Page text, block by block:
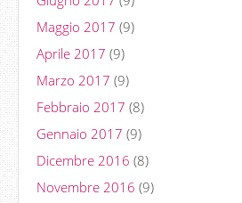
Maggio 2017 (9)
Aprile 2017 (9)
Marzo 2017 (9)
Febbraio 2017 (8)
Gennaio 2017 (9)
Dicembre 2016 (8)
Novembre 2016 (9)